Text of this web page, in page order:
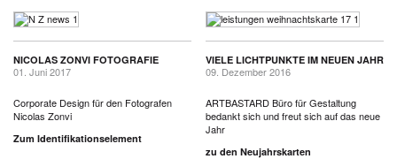
NICOLAS ZONVI FOTOGRAFIE
01. Juni 2017
Corporate Design für den Fotografen
Nicolas Zonvi
Zum Identifikationselement
VIELE LICHTPUNKTE IM NEUEN JAHR
09. Dezember 2016
ARTBASTARD Büro für Gestaltung
bedankt sich und freut sich auf das neue
Jahr
zu den Neujahrskarten